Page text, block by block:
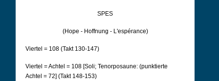
SPES
(Hope - Hoffnung - L'espérance)
Viertel = 108 (Takt 130-147)
Viertel = Achtel = 108 [Soli; Tenorposaune: (punktierte
Achtel = 72] (Takt 148-153)